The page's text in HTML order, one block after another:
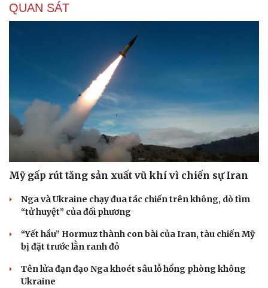
Du lịch
QUAN SÁT
Mỹ gấp rút tăng sản xuất vũ khí vì chiến sự Iran
Nga và Ukraine chạy đua tác chiến trên không, dò tìm
“tử huyệt” của đối phương
“Yết hầu” Hormuz thành con bài của Iran, tàu chiến Mỹ
bị đặt trước lằn ranh đỏ
Tên lửa đạn đạo Nga khoét sâu lỗ hổng phòng không
Ukraine